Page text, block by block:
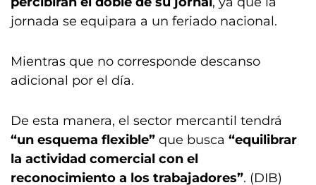
jornada se equipara a un feriado nacional.
Mientras que no corresponde descanso
adicional por el día.
De esta manera, el sector mercantil tendrá
“un esquema flexible” que busca “equilibrar
la actividad comercial con el
reconocimiento a los trabajadores”. (DIB)